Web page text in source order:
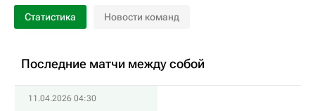
Статистика Новости команд
Последние матчи между собой
11.04.2026 04:30